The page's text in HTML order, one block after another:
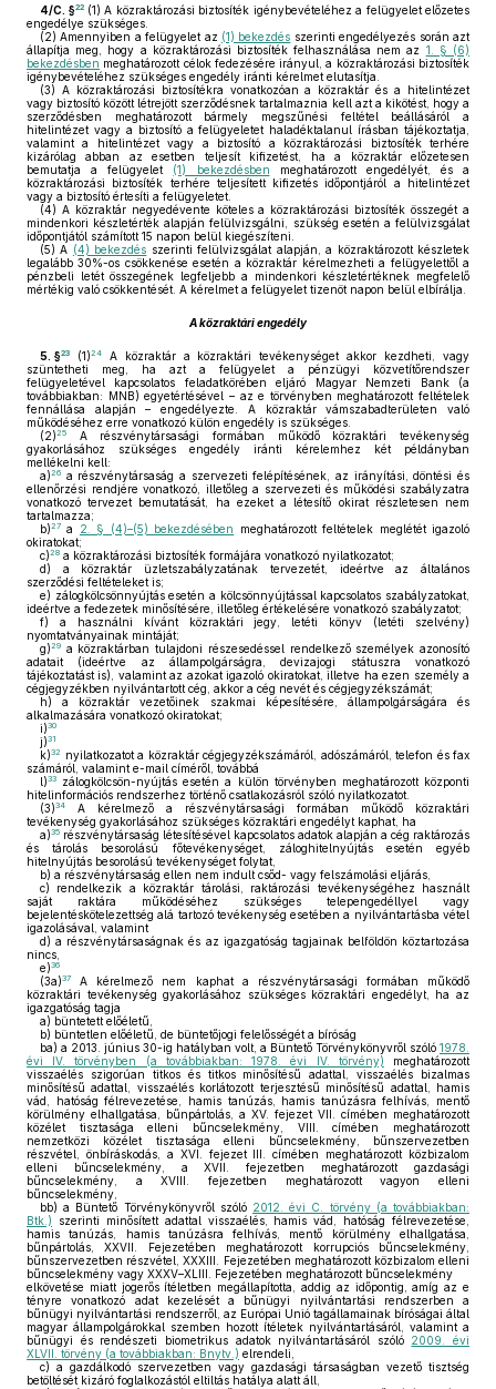
4/C. §22 (1) A közraktározási biztosíték igénybevételéhez a felügyelet előzetes
engedélye szükséges.
(2) Amennyiben a felügyelet az (1) bekezdés szerinti engedélyezés során azt
állapítja meg, hogy a közraktározási biztosíték felhasználása nem az 1. § (6)
bekezdésben meghatározott célok fedezésére irányul, a közraktározási biztosíték
igénybevételéhez szükséges engedély iránti kérelmet elutasítja.
(3) A közraktározási biztosítékra vonatkozóan a közraktár és a hitelintézet
vagy biztosító között létrejött szerződésnek tartalmaznia kell azt a kikötést, hogy a
szerződésben meghatározott bármely megszűnési feltétel beállásáról a
hitelintézet vagy a biztosító a felügyeletet haladéktalanul írásban tájékoztatja,
valamint a hitelintézet vagy a biztosító a közraktározási biztosíték terhére
kizárólag abban az esetben teljesít kifizetést, ha a közraktár előzetesen
bemutatja a felügyelet (1) bekezdésben meghatározott engedélyét, és a
közraktározási biztosíték terhére teljesített kifizetés időpontjáról a hitelintézet
vagy a biztosító értesíti a felügyeletet.
(4) A közraktár negyedévente köteles a közraktározási biztosíték összegét a
mindenkori készletérték alapján felülvizsgálni, szükség esetén a felülvizsgálat
időpontjától számított 15 napon belül kiegészíteni.
(5) A (4) bekezdés szerinti felülvizsgálat alapján, a közraktározott készletek
legalább 30%-os csökkenése esetén a közraktár kérelmezheti a felügyelettől a
pénzbeli letét összegének legfeljebb a mindenkori készletértéknek megfelelő
mértékig való csökkentését. A kérelmet a felügyelet tizenöt napon belül elbírálja.
A közraktári engedély
5. §23 (1)24A közraktár a közraktári tevékenységet akkor kezdheti, vagy
szüntetheti meg, ha azt a felügyelet a pénzügyi közvetítőrendszer
felügyeletével kapcsolatos feladatkörében eljáró Magyar Nemzeti Bank (a
továbbiakban: MNB) egyetértésével – az e törvényben meghatározott feltételek
fennállása alapján – engedélyezte. A közraktár vámszabadterületen való
működéséhez erre vonatkozó külön engedély is szükséges.
(2)25
A részvénytársasági formában működő közraktári tevékenység
gyakorlásához szükséges engedély iránti kérelemhez két példányban
mellékelni kell:
a)26 a részvénytársaság a szervezeti felépítésének, az irányítási, döntési és
ellenőrzési rendjére vonatkozó, illetőleg a szervezeti és működési szabályzatra
vonatkozó tervezet bemutatását, ha ezeket a létesítő okirat részletesen nem
tartalmazza;
b)27 a 2. § (4)–(5) bekezdésében
meghatározott feltételek meglétét igazoló
okiratokat;
c)28 a közraktározási biztosíték formájára vonatkozó nyilatkozatot;
d) a közraktár üzletszabályzatának tervezetét, ideértve az általános
szerződési feltételeket is;
e) zálogkölcsönnyújtás esetén a kölcsönnyújtással kapcsolatos szabályzatokat,
ideértve a fedezetek minősítésére, illetőleg értékelésére vonatkozó szabályzatot;
f) a használni kívánt közraktári jegy, letéti könyv (letéti szelvény)
nyomtatványainak mintáját;
g)29 a közraktárban tulajdoni részesedéssel rendelkező személyek azonosító
adatait (ideértve az állampolgárságra, devizajogi státuszra vonatkozó
tájékoztatást is), valamint az azokat igazoló okiratokat, illetve ha ezen személy a
cégjegyzékben nyilvántartott cég, akkor a cég nevét és cégjegyzékszámát;
h) a közraktár vezetőinek szakmai képesítésére, állampolgárságára és
alkalmazására vonatkozó okiratokat;
i)30
j)31
k)32
nyilatkozatot a közraktár cégjegyzékszámáról, adószámáról, telefon és fax
számáról, valamint e-mail címéről, továbbá
l)33
zálogkölcsön-nyújtás esetén a külön törvényben meghatározott központi
hitelinformációs rendszerhez történő csatlakozásról szóló nyilatkozatot.
(3)34
A kérelmező a részvénytársasági formában működő közraktári
tevékenység gyakorlásához szükséges közraktári engedélyt kaphat, ha
a)35 részvénytársaság létesítésével kapcsolatos adatok alapján a cég raktározás
és tárolás besorolású főtevékenységet, záloghitelnyújtás esetén egyéb
hitelnyújtás besorolású tevékenységet folytat,
b) a részvénytársaság ellen nem indult csőd- vagy felszámolási eljárás,
c) rendelkezik a közraktár tárolási, raktározási tevékenységéhez használt
saját raktára működéséhez szükséges telepengedéllyel vagy
bejelentéskötelezettség alá tartozó tevékenység esetében a nyilvántartásba vétel
igazolásával, valamint
d) a részvénytársaságnak és az igazgatóság tagjainak belföldön köztartozása
nincs,
e)36
(3a)37
A kérelmező nem kaphat a részvénytársasági formában működő
közraktári tevékenység gyakorlásához szükséges közraktári engedélyt, ha az
igazgatóság tagja
a) büntetett előéletű,
b) büntetlen előéletű, de büntetőjogi felelősségét a bíróság
ba) a 2013. június 30-ig hatályban volt, a Büntető Törvénykönyvről szóló 1978.
évi IV. törvényben (a továbbiakban: 1978. évi IV. törvény) meghatározott
visszaélés szigorúan titkos és titkos minősítésű adattal, visszaélés bizalmas
minősítésű adattal, visszaélés korlátozott terjesztésű minősítésű adattal, hamis
vád, hatóság félrevezetése, hamis tanúzás, hamis tanúzásra felhívás, mentő
körülmény elhallgatása, bűnpártolás, a XV. fejezet VII. címében meghatározott
közélet tisztasága elleni bűncselekmény, VIII. címében meghatározott
nemzetközi közélet tisztasága elleni bűncselekmény, bűnszervezetben
részvétel, önbíráskodás, a XVI. fejezet III. címében meghatározott közbizalom
elleni bűncselekmény, a XVII. fejezetben meghatározott gazdasági
bűncselekmény, a XVIII. fejezetben meghatározott vagyon elleni
bűncselekmény,
bb) a Büntető Törvénykönyvről szóló 2012. évi C. törvény (a továbbiakban:
Btk.) szerinti minősített adattal visszaélés, hamis vád, hatóság félrevezetése,
hamis tanúzás, hamis tanúzásra felhívás, mentő körülmény elhallgatása,
bűnpártolás, XXVII. Fejezetében meghatározott korrupciós bűncselekmény,
bűnszervezetben részvétel, XXXIII. Fejezetében meghatározott közbizalom elleni
bűncselekmény vagy XXXV–XLIII. Fejezetében meghatározott bűncselekmény
elkövetése miatt jogerős ítéletben megállapította, addig az időpontig, amíg az e
tényre vonatkozó adat kezelését a bűnügyi nyilvántartási rendszerben a
bűnügyi nyilvántartási rendszerről, az Európai Unió tagállamainak bíróságai által
magyar állampolgárokkal szemben hozott ítéletek nyilvántartásáról, valamint a
bűnügyi és rendészeti biometrikus adatok nyilvántartásáról szóló 2009. évi
XLVII. törvény (a továbbiakban: Bnytv.) elrendeli,
c) a gazdálkodó szervezetben vagy gazdasági társaságban vezető tisztség
betöltését kizáró foglalkozástól eltiltás hatálya alatt áll,